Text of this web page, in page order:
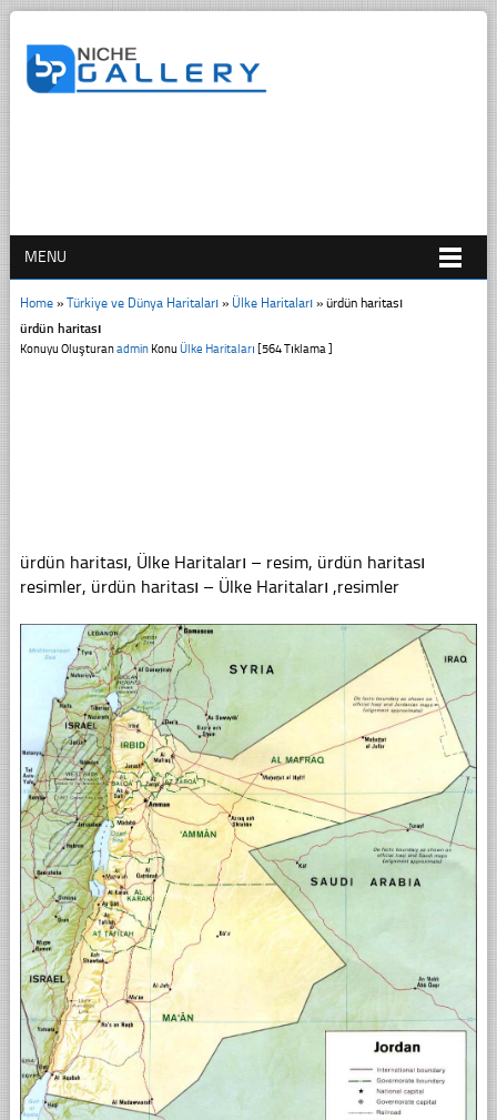
MENU
Home» Türkiye ve Dünya Haritaları» Ülke Haritaları» ürdün haritası
ürdün haritası
Konuyu OluşturanadminKonu Ülke Haritaları [564 Tıklama ]
ürdün haritası, Ülke Haritaları – resim, ürdün haritası
resimler, ürdün haritası – Ülke Haritaları ,resimler